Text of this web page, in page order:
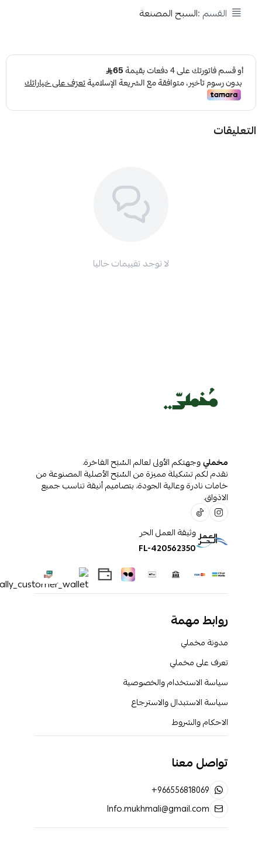
اللون: اصفر معرق
حجم الخرز: ١١.٥ مم
عدد الخرز:٤٥
نوع الخيط: حرير ياباني
استعراض
القسم :السبح المصنعة
التعليقات
لا توجد تقييمات حاليا
مخمليوجهتكم الأولى لعالم السُبَح الفاخرة.
نقدم لكم تشكيلة مميزة من السُبَح الأصلية المصنوعة من
خامات نادرة وعالية الجودة، بتصاميم أنيقة تناسب جميع
الاذواق.
وثيقة العمل الحر
FL-420562350
روابط مهمة
مدونة مخملي
تعرف على مخملي
سياسة الاستخدام والخصوصية
سياسة الاستبدال والاسترجاع
الاحكام والشروط
تواصل معنا
+966556818069
Info.mukhmali@gmail.com